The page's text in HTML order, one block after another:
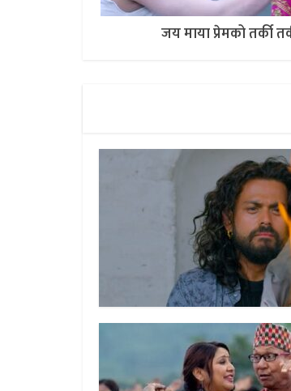
जय माया प्रेमको तर्की